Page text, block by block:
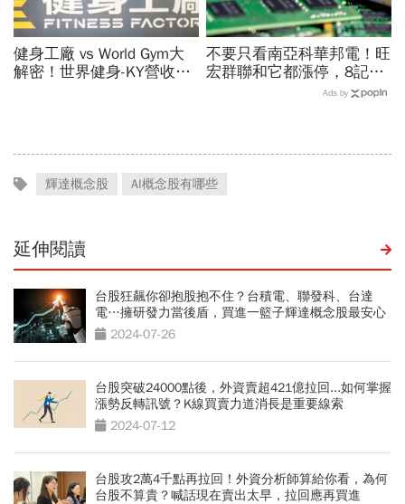
健身工廠 vs World Gym大
解密！世界健身-KY營收大
不要只看南亞科華邦電！旺
宏群聯和它都漲停，8記憶
體股各擁啥利多？華邦電法
Ads by
輝達概念股 AI概念股有哪些
延伸閱讀
台股狂飆你卻抱股抱不住？台積電、聯發科、台達
電…擁研發力當後盾，買進一籃子輝達概念股最安心
2024-07-26
台股突破24000點後，外資賣超421億拉回...如何掌握
漲勢反轉訊號？K線買賣力道消長是重要線索
2024-07-12
台股攻2萬4千點再拉回！外資分析師算給你看，為何
台股不算貴？喊話現在賣出太早，拉回應再買進